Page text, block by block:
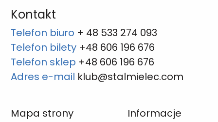
Kontakt
Telefon biuro + 48 533 274 093
Telefon bilety +48 606 196 676
Telefon sklep +48 606 196 676
Adres e-mail klub@stalmielec.com
Mapa strony Informacje